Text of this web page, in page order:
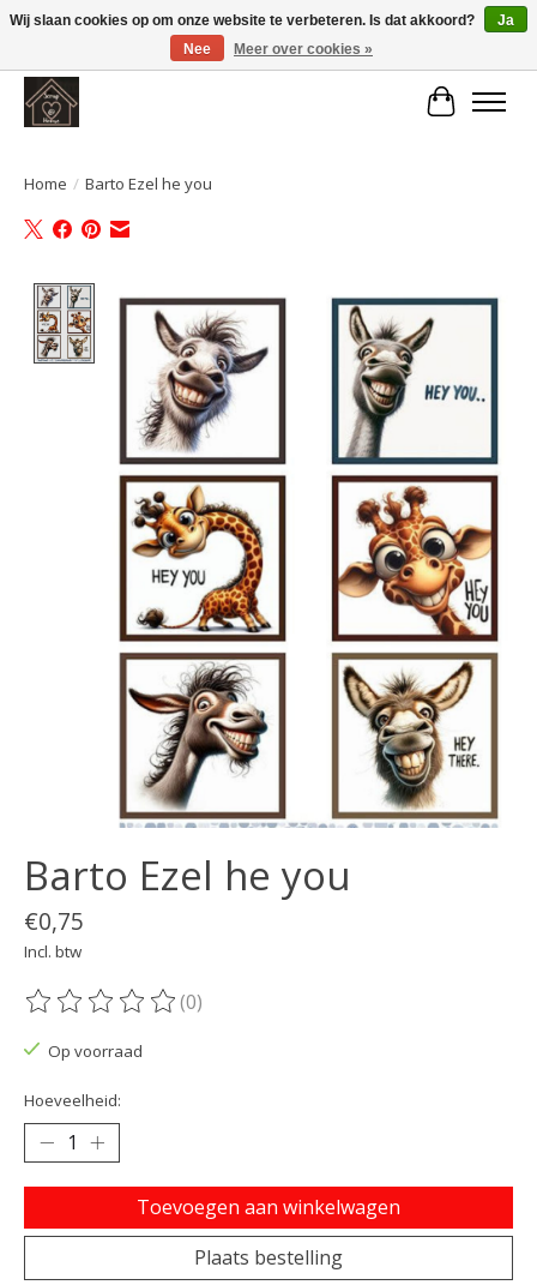
Large selection of products and fast shipping!
Home / Barto Ezel he you
Product image slideshow Items
Barto Ezel he you
€0,75
Incl. btw
De beoordeling van dit product is
(0)
Op voorraad
Hoeveelheid:
Toevoegen aan winkelwagen
Plaats bestelling
Wij slaan cookies op om onze website te verbeteren. Is dat akkoord?
Ja
Nee
Meer over cookies »